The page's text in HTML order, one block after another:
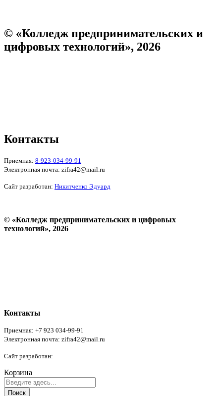
© «Колледж предпринимательских и
цифровых технологий», 2026
Контакты
Приемная: 8-923-034-99-91
Электронная почта: zifra42@mail.ru
Сайт разработан: Никитченко Эдуард
© «Колледж предпринимательских и цифровых
технологий», 2026
Контакты
Приемная: +7 923 034-99-91
Электронная почта: zifra42@mail.ru
Сайт разработан:
Корзина